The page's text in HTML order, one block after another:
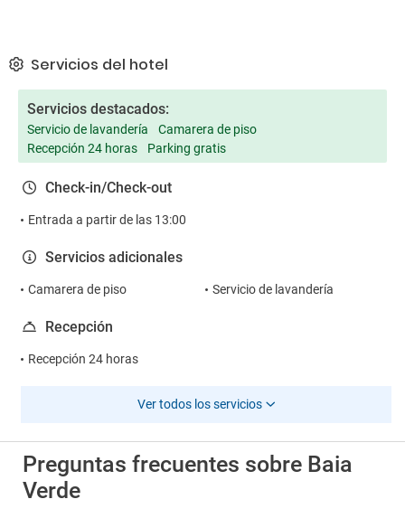
Servicios del hotel
Servicios destacados:
Servicio de lavandería
Camarera de piso
Recepción 24 horas
Parking gratis
Check-in/Check-out
Entrada a partir de las 13:00
Servicios adicionales
Camarera de piso Servicio de lavandería
Recepción
Recepción 24 horas
Ver todos los servicios
Preguntas frecuentes sobre Baia
Verde